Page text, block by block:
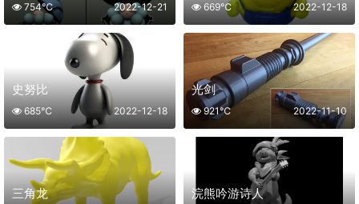
2022-12-21
754℃ 2022-12-18
669℃
史努比
2022-12-18
685℃
光剑
2022-11-10
921℃
三角龙 浣熊吟游诗人